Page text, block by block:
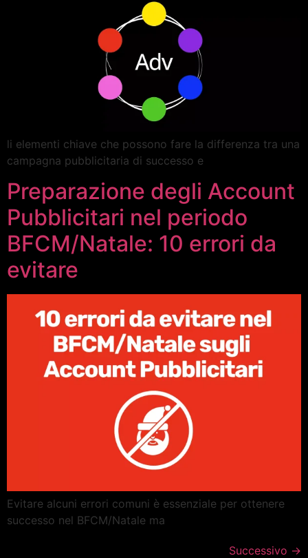
li elementi chiave che possono fare la differenza tra una
campagna pubblicitaria di successo e
Preparazione degli Account
Pubblicitari nel periodo
BFCM/Natale: 10 errori da
evitare
Evitare alcuni errori comuni è essenziale per ottenere
successo nel BFCM/Natale ma
Successivo →